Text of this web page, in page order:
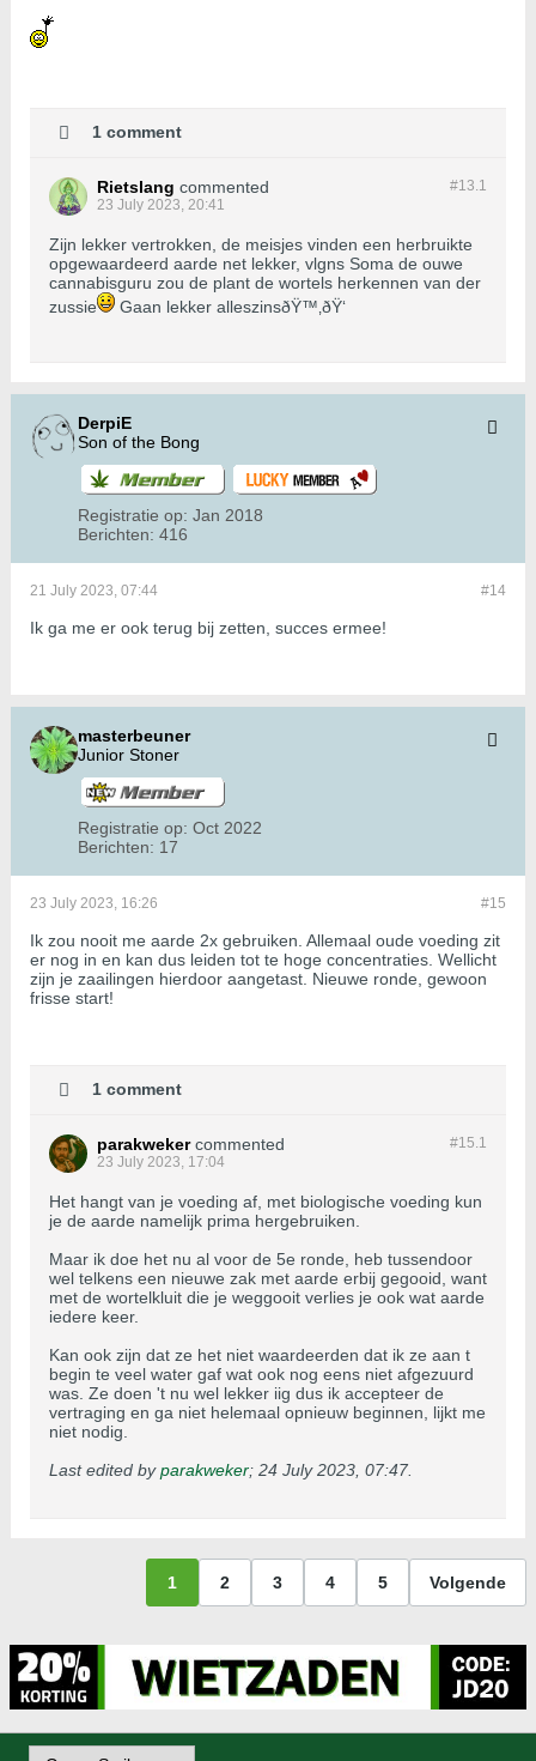
1 comment
#13.1
Rietslang commented
23 July 2023, 20:41
Zijn lekker vertrokken, de meisjes vinden een herbruikte
opgewaardeerd aarde net lekker, vlgns Soma de ouwe
cannabisguru zou de plant de wortels herkennen van der
zussie
Gaan lekker alleszinsðŸ™‚ðŸ‘
DerpiE
Son of the Bong
Registratie op: Jan 2018
Berichten: 416
#14
21 July 2023, 07:44
Ik ga me er ook terug bij zetten, succes ermee!
masterbeuner
Junior Stoner
Registratie op: Oct 2022
Berichten: 17
#15
23 July 2023, 16:26
Ik zou nooit me aarde 2x gebruiken. Allemaal oude voeding zit
er nog in en kan dus leiden tot te hoge concentraties. Wellicht
zijn je zaailingen hierdoor aangetast. Nieuwe ronde, gewoon
frisse start!
1 comment
#15.1
parakweker commented
23 July 2023, 17:04
Het hangt van je voeding af, met biologische voeding kun
je de aarde namelijk prima hergebruiken.
Maar ik doe het nu al voor de 5e ronde, heb tussendoor
wel telkens een nieuwe zak met aarde erbij gegooid, want
met de wortelkluit die je weggooit verlies je ook wat aarde
iedere keer.
Kan ook zijn dat ze het niet waardeerden dat ik ze aan t
begin te veel water gaf wat ook nog eens niet afgezuurd
was. Ze doen 't nu wel lekker iig dus ik accepteer de
vertraging en ga niet helemaal opnieuw beginnen, lijkt me
niet nodig.
Last edited byparakweker; 24 July 2023, 07:47
1 2 3 4 5 Volgende